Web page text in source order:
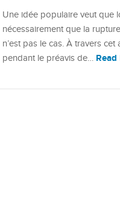
Une idée populaire veut que
nécessairement que la
n’est pas le cas. À travers
pendant le préavis de… Read